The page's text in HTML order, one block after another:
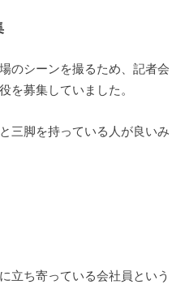
のシーンを撮るため、記者会
を募集していました。
三脚を持っている人が良いみ
立ち寄っている会社員という